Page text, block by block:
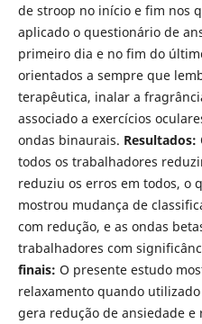
de stroop no início e fim nos
aplicado o questionário de
primeiro dia e no fim do
orientados a sempre que
terapêutica, inalar a
associado a exercícios
ondas binaurais. Resultados:
todos os trabalhadores
reduziu os erros em todos, o
mostrou mudança de
com redução, e as ondas
trabalhadores com
finais: O presente estudo
relaxamento quando
gera redução de ansiedade e